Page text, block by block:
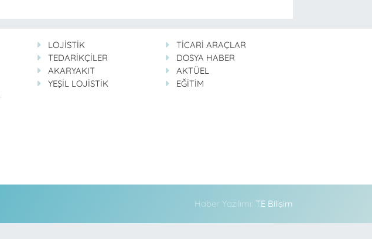
LOJİSTİK
TİCARİ ARAÇLAR
TEDARİKÇİLER
DOSYA HABER
AKARYAKIT
AKTÜEL
YEŞİL LOJİSTİK
EĞİTİM
Haber Yazılımı: TE Bilişim